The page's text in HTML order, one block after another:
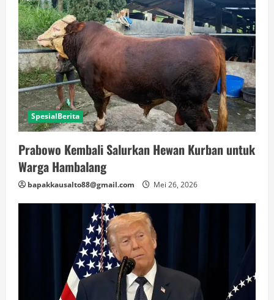
SpesialBerita
Prabowo Kembali Salurkan Hewan Kurban untuk
Warga Hambalang
bapakkausalto88@gmail.com Mei 26, 2026